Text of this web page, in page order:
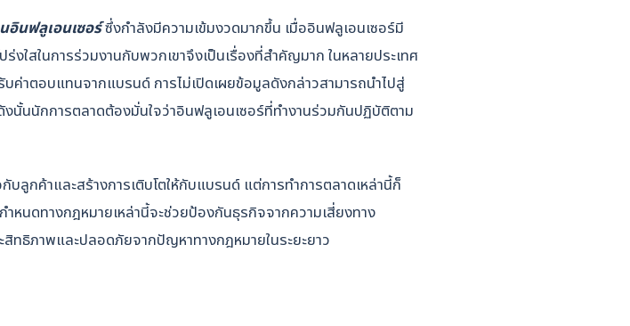
อินฟลูเอนเซอร์ซึ่งกำลังมีความเข้มงวดมากขึ้น เมื่ออินฟลูเอนเซอร์มี
ใสในการร่วมงานกับพวกเขาจึงเป็นเรื่องที่สำคัญมาก ในหลายประเทศ
ค่าตอบแทนจากแบรนด์ การไม่เปิดเผยข้อมูลดังกล่าวสามารถนำไปสู่
นั้นนักการตลาดต้องมั่นใจว่าอินฟลูเอนเซอร์ที่ทำงานร่วมกันปฏิบัติตาม
บลูกค้าและสร้างการเติบโตให้กับแบรนด์ แต่การทำการตลาดเหล่านี้ก็
นดทางกฎหมายเหล่านี้จะช่วยป้องกันธุรกิจจากความเสี่ยงทาง
ทธิภาพและปลอดภัยจากปัญหาทางกฎหมายในระยะยาว